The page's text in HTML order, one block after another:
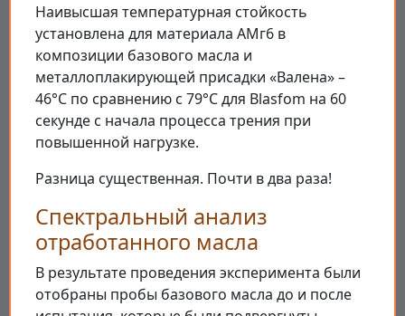
Наивысшая температурная стойкость
установлена для материала АМг6 в
композиции базового масла и
металлоплакирующей присадки «Валена» –
46°С по сравнению с 79°С для Blasfom на 60
секунде с начала процесса трения при
повышенной нагрузке.
Разница существенная. Почти в два раза!
Спектральный анализ
отработанного масла
В результате проведения эксперимента были
отобраны пробы базового масла до и после